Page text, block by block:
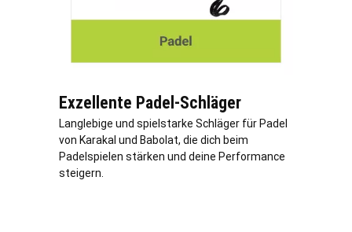
Exzellente Padel-Schläger
Langlebige und spielstarke Schläger für Padel
von Karakal und Babolat, die dich beim
Padelspielen stärken und deine Performance
steigern.